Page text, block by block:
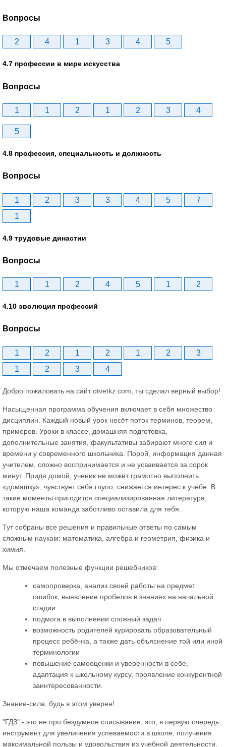
Вопросы
2 4 1 3 4 5
4.7 профессии в мире искусства
Вопросы
1 1 2 1 2 3 4
5
4.8 профессия, специальность и должность
Вопросы
1 2 3 3 4 5
7
1
4.9 трудовые династии
Вопросы
1 1 2 4 5 1 2
4.10 эволюция профессий
Вопросы
1 2 1 2 1 2
3
1
2 3 4
Добро пожаловать на сайт otvetkz.com, ты сделал верный выбор!
Насыщенная программа обучения включает в себя множество
дисциплин. Каждый новый урок несёт поток терминов, теорем,
примеров. Уроки в классе, домашняя подготовка,
дополнительные занятия, факультативы забирают много сил и
времени у современного школьника. Порой, информация данная
учителем, сложно воспринимается и не усваивается за сорок
минут. Придя домой, ученик не может грамотно выполнить
«домашку», чувствует себя глупо, снижается интерес к учёбе. В
такие моменты пригодится специализированная литература,
которую наша команда заботливо оставила для тебя.
Тут собраны все решения и правильные ответы по самым
сложным наукам: математика, алгебра и геометрия, физика и
химия.
Мы отмечаем полезные функции решебников:
самопроверка, анализ своей работы на предмет
ошибок, выявление пробелов в знаниях на начальной
стадии
подмога в выполнении сложный задач
возможность родителей курировать образовательный
процесс ребёнка, а также дать объяснение той или иной
терминологии
повышение самооценки и уверенности в себе,
адаптация к школьному курсу, проявление конкурентной
заинтересованности.
Знание-сила, будь в этом уверен!
"ГДЗ" - это не про бездумное списывание, это, в первую очередь,
инструмент для увеличения успеваемости в школе, получения
максимальной пользы и удовольствия из учебной деятельности.